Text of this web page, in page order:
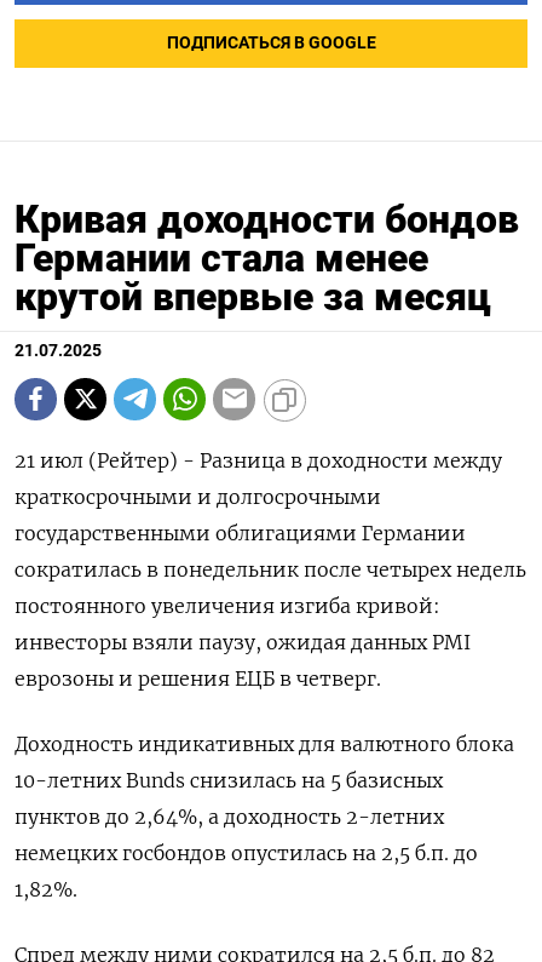
ПОДПИСАТЬСЯ В GOOGLE
Кривая доходности бондов
Германии стала менее
крутой впервые за месяц
21.07.2025
21 июл (Рейтер) - Разница в доходности между
краткосрочными и долгосрочными
государственными облигациями Германии
сократилась в понедельник после четырех недель
постоянного увеличения изгиба кривой:
инвесторы взяли паузу, ожидая данных PMI
еврозоны и решения ЕЦБ в четверг.
Доходность индикативных для валютного блока
10-летних Bunds снизилась на 5 базисных
пунктов до 2,64%, а доходность 2-летних
немецких госбондов опустилась на 2,5 б.п. до
1,82%.
Спред между ними сократился на 2,5 б.п. до 82